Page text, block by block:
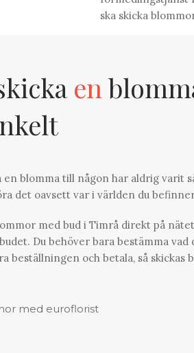
ska skicka
en
en blomma till någon har aldrig varit
det oavsett var i världen du
med bud i Timrå direkt på
Du behöver bara bestämma
beställningen och betala, så